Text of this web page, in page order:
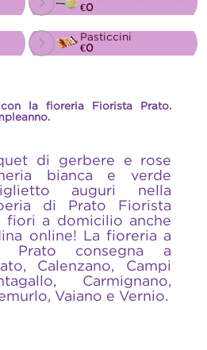
€0
Pasticcini
€0
la fioreria Fiorista Prato.
di gerbere e rose
bianca e verde
auguri nella
di Prato Fiorista
fiori a domicilio anche
online! La fioreria a
Prato consegna a
Calenzano, Campi
Carmignano,
Vaiano e Vernio.